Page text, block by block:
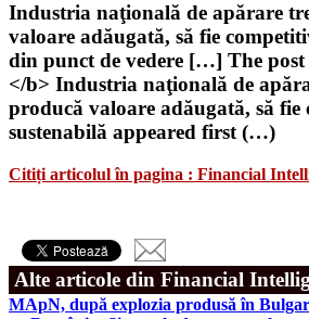
Industria naţională de apărare
valoare adăugată, să fie
din punct de vedere […] The post
</b> Industria naţională de
producă valoare adăugată, să fie
sustenabilă appeared first (…)
Citiți articolul în pagina : Financial
Alte articole din Financial
MApN, după explozia produsă în